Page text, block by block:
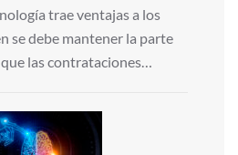
trae ventajas a los
se debe mantener la parte
las contrataciones…